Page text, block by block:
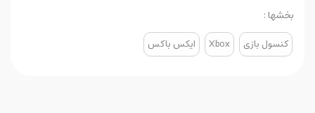
بخشها :
کنسول بازی Xbox ایکس باکس